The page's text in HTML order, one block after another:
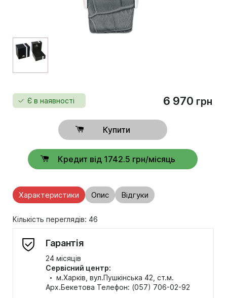
Є в наявності 6 970 грн
Купити
Кредит від 1742.5 грн/місяць
Характеристики Опис Відгуки
Кількість переглядів: 46
Гарантія
24 місяців
Сервісний центр:
· м.Харків, вул.Пушкінська 42, ст.м.
Арх.Бекетова Телефон: (057) 706-02-92